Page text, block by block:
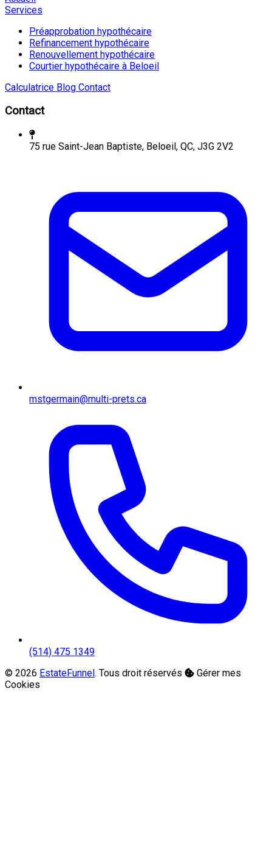
Services
Préapprobation hypothécaire
Refinancement hypothécaire
Renouvellement hypothécaire
Courtier hypothécaire à Beloeil
Calculatrice Blog Contact
Contact
75 rue Saint-Jean Baptiste, Beloeil, QC, J3G 2V2
mstgermain@multi-prets.ca
(514) 475 1349
© 2026 EstateFunnel. Tous droit réservés
Gérer mes
Cookies